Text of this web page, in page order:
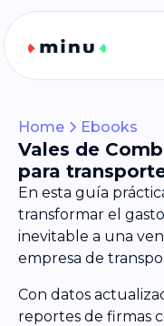
Home Ebooks
Vales de
para
En esta guía
transformar el
inevitable a una
empresa de
Con datos
reportes de firmas